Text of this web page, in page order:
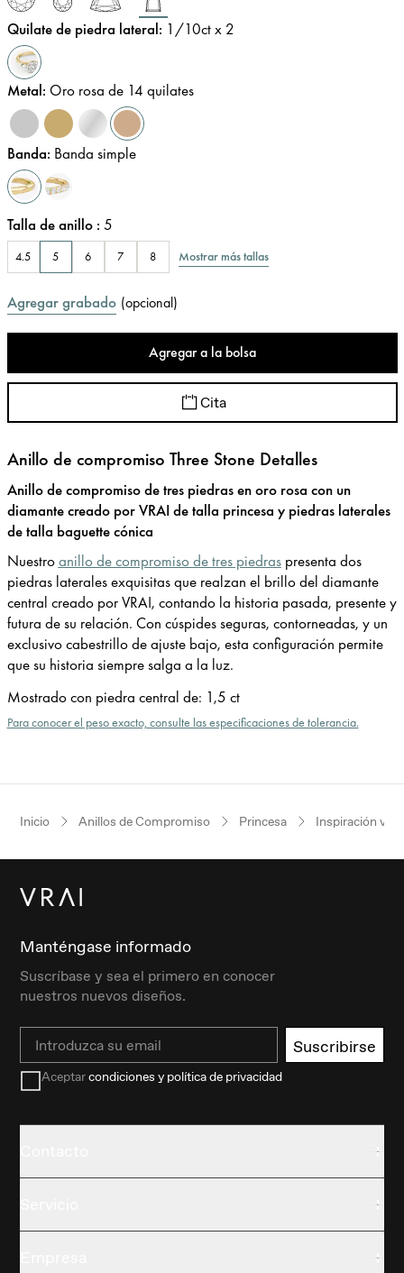
Quilate de piedra lateral: 1/10ct x 2
Metal: Oro rosa de 14 quilates
Banda: Banda simple
Talla de anillo : 5
4.5 5 6 7 8 Mostrar más tallas
Agregar grabado (opcional)
Agregar a la bolsa
Cita
Anillo de compromiso Three Stone Detalles
Anillo de compromiso de tres piedras en oro rosa con un
diamante creado por VRAI de talla princesa y piedras laterales
de talla baguette cónica
Nuestroanillo de compromiso de tres piedraspresenta dos
piedras laterales exquisitas que realzan el brillo del diamante
central creado por VRAI, contando la historia pasada, presente y
futura de su relación. Con cúspides seguras, contorneadas, y un
exclusivo cabestrillo de ajuste bajo, esta configuración permite
que su historia siempre salga a la luz.
Mostrado con piedra central de: 1,5 ct
Para conocer el peso exacto, consulte las especificaciones de tolerancia.
Inicio Anillos de Compromiso Princesa Inspiración
Manténgase informado
Suscríbase y sea el primero en conocer
nuestros nuevos diseños.
Email Suscribirse
Aceptarcondiciones y política de privacidad